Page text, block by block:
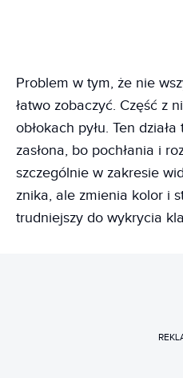
Problem w tym, że nie
łatwo zobaczyć. Część z
obłokach pyłu. Ten
zasłona, bo pochłania i
szczególnie w zakresie
znika, ale zmienia kolor i
trudniejszy do wykrycia